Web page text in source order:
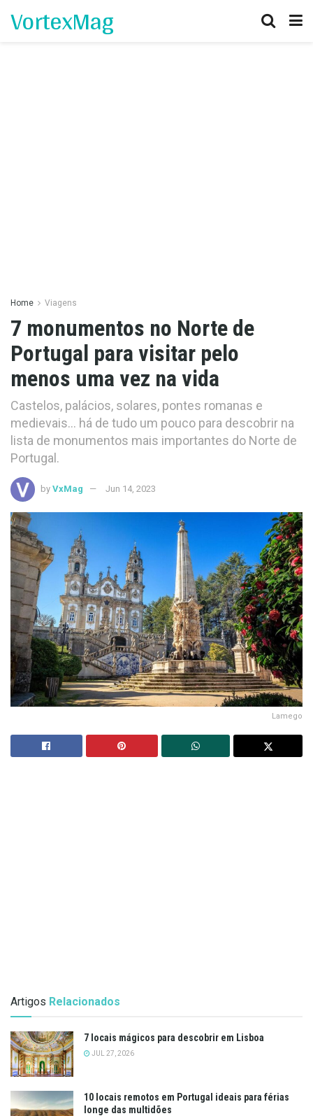
VortexMag
Home Viagens
7 monumentos no Norte de
Portugal para visitar pelo
menos uma vez na vida
Castelos, palácios, solares, pontes romanas e
medievais... há de tudo um pouco para descobrir na
lista de monumentos mais importantes do Norte de
Portugal.
by VxMag Jun 14, 2023
Lamego
Artigos Relacionados
7 locais mágicos para descobrir em Lisboa
JUL 27, 2026
10 locais remotos em Portugal ideais para férias
longe das multidões